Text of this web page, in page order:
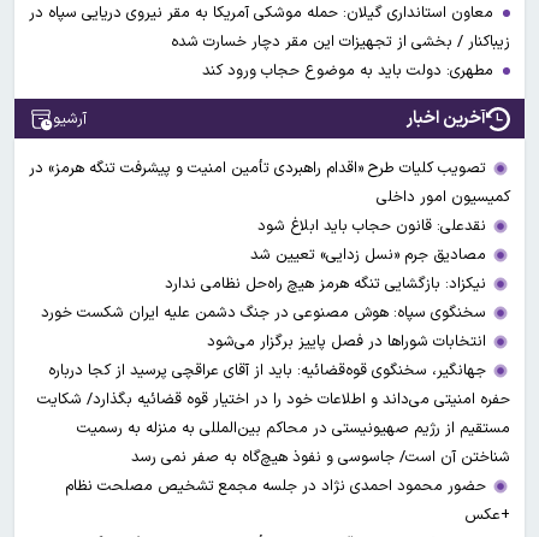
معاون استانداری گیلان: حمله موشکی آمریکا به مقر نیروی دریایی سپاه در
زیباکنار / بخشی از تجهیزات این مقر دچار خسارت شده
مطهری: دولت باید به موضوع حجاب ورود کند
آخرین اخبار آرشیو
تصویب کلیات طرح «اقدام راهبردی تأمین امنیت و پیشرفت تنگه هرمز» در
کمیسیون امور داخلی
نقدعلی: قانون حجاب باید ابلاغ شود
مصادیق جرم «نسل زدایی» تعیین شد
نیکزاد: بازگشایی تنگه هرمز هیچ راه‌حل نظامی ندارد
سخنگوی سپاه: هوش مصنوعی در جنگ دشمن علیه ایران شکست خورد
انتخابات شوراها در فصل پاییز برگزار می‌شود
جهانگیر، سخنگوی قوه‌قضائیه: باید از آقای عراقچی پرسید از کجا درباره
حفره امنیتی می‌داند و اطلاعات خود را در اختیار قوه قضائیه بگذارد/ شکایت
مستقیم از رژیم صهیونیستی در محاکم بین‌المللی به منزله به رسمیت
شناختن آن است/ جاسوسی و نفوذ هیچ‌گاه به صفر نمی رسد
حضور محمود احمدی نژاد در جلسه مجمع تشخیص مصلحت نظام
+عکس